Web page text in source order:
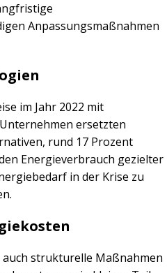
Anpassungsmaßnahmen
im Jahr 2022 mit
ersetzten
rund 17 Prozent
Energieverbrauch gezielter
in der Krise zu
strukturelle Maßnahmen